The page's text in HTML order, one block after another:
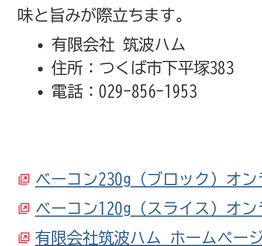
味と旨みが際立ちます。
有限会社 筑波ハム
住所：つくば市下平塚383
電話：029-856-1953
ベーコン230g（ブロック）オ
ベーコン120g（スライス）オ
有限会社筑波ハム ホームペー